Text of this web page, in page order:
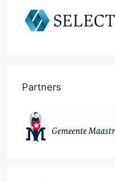
Partners